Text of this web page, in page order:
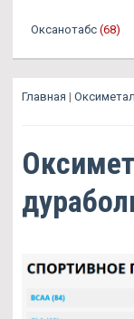
Оксанотабс (68)
Главная |